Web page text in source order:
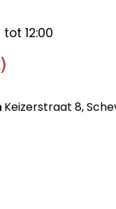
tot 12:00
Keizerstraat 8,